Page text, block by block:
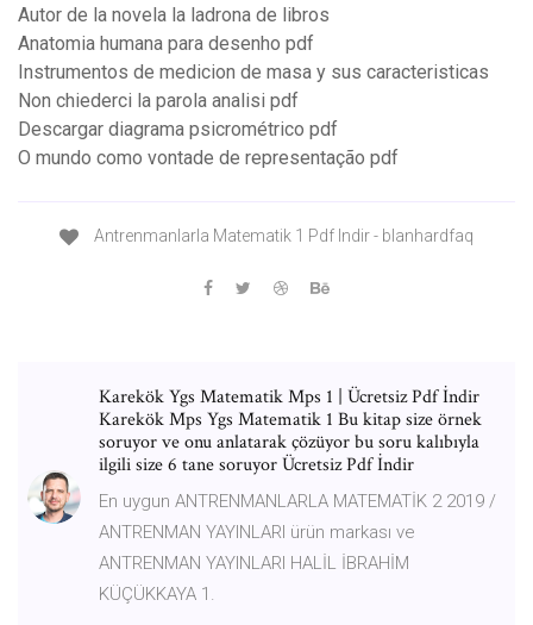
Autor de la novela la ladrona de libros
Anatomia humana para desenho pdf
Instrumentos de medicion de masa y sus caracteristicas
Non chiederci la parola analisi pdf
Descargar diagrama psicrométrico pdf
O mundo como vontade de representação pdf
Antrenmanlarla Matematik 1 Pdf Indir - blanhardfaq
Karekök Ygs Matematik Mps 1 | Ücretsiz Pdf İndir
Karekök Mps Ygs Matematik 1 Bu kitap size örnek
soruyor ve onu anlatarak çözüyor bu soru kalıbıyla
ilgili size 6 tane soruyor Ücretsiz Pdf İndir
En uygun ANTRENMANLARLA MATEMATİK 2 2019 /
ANTRENMAN YAYINLARI ürün markası ve
ANTRENMAN YAYINLARI HALİL İBRAHİM
KÜÇÜKKAYA 1.